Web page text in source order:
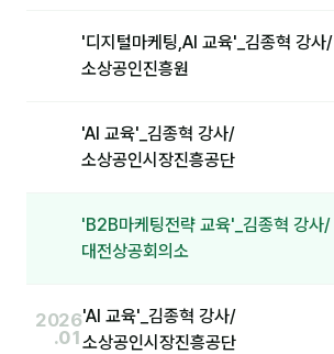
'디지털마케팅,AI 교육'_김종혁 강사/
소상공인진흥원
'AI 교육'_김종혁 강사/
소상공인시장진흥공단
'B2B마케팅전략 교육'_김종혁 강사/
대전상공회의소
2026
.01
'AI 교육'_김종혁 강사/
소상공인시장진흥공단